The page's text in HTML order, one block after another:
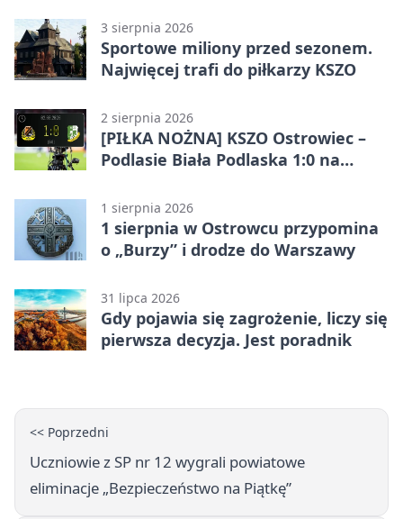
3 sierpnia 2026
Sportowe miliony przed sezonem.
Najwięcej trafi do piłkarzy KSZO
2 sierpnia 2026
[PIŁKA NOŻNA] KSZO Ostrowiec –
Podlasie Biała Podlaska 1:0 na
(Grupa IV)
1 sierpnia 2026
1 sierpnia w Ostrowcu przypomina
o „Burzy” i drodze do Warszawy
31 lipca 2026
Gdy pojawia się zagrożenie, liczy się
pierwsza decyzja. Jest poradnik
<< Poprzedni
Uczniowie z SP nr 12 wygrali powiatowe
eliminacje „Bezpieczeństwo na Piątkę”